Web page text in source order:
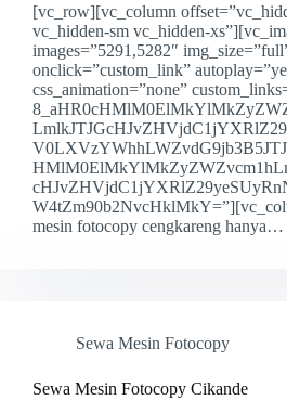
[vc_row][vc_column
vc_hidden-sm vc_hidden-
images=”5291,5282″
onclick=”custom_link”
css_animation=”none”
mesin fotocopy cengkareng hanya…
Sewa Mesin Fotocopy
Sewa Mesin Fotocopy Cikande